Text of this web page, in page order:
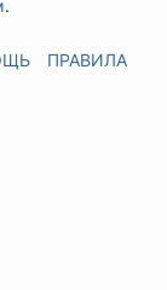
.
ПРАВИЛА